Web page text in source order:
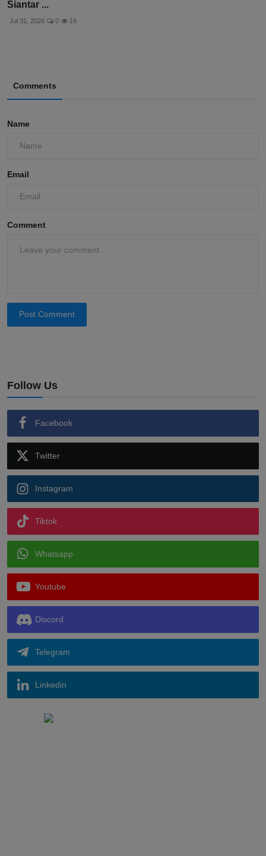
Siantar ...
Jul 31, 2026 0 16
Comments
Name
Email
Comment
Post Comment
Follow Us
Facebook
Twitter
Instagram
Tiktok
Whatsapp
Youtube
Discord
Telegram
Linkedin